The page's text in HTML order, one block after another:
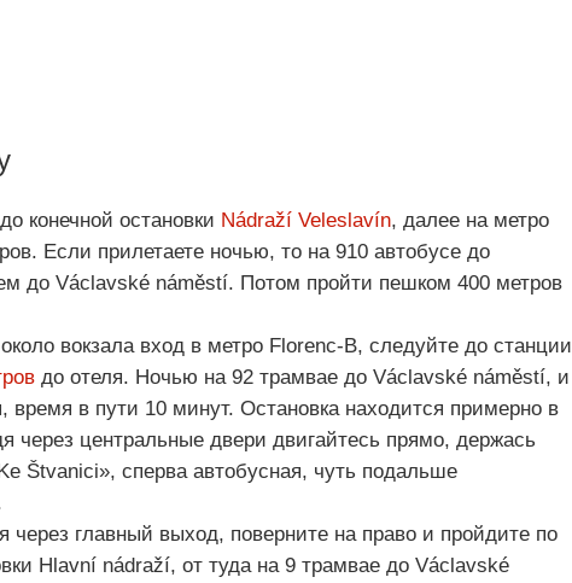
конечной остановки Nádraží Veleslavín, далее на метро
Если прилетаете ночью, то на 910 автобусе до
до Václavské náměstí. Потом пройти пешком 400 метров
вокзала вход в метро Florenc-В, следуйте до станции
до отеля. Ночью на 92 трамвае до Václavské náměstí, и
время в пути 10 минут. Остановка находится примерно в
через центральные двери двигайтесь прямо, держась
Štvanici», сперва автобусная, чуть подальше
через главный выход, поверните на право и пройдите по
Hlavní nádraží, от туда на 9 трамвае до Václavské